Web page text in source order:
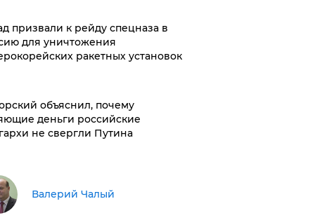
призвали к рейду спецназа в
для уничтожения
ракетных установок
объяснил, почему
деньги российские
не свергли Путина
Валерий Чалый